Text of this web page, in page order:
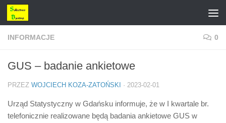
Przejdź do treści
INFORMACJE 0
GUS – badanie ankietowe
PRZEZ WOJCIECH KOZA-ZATOŃSKI · 2023-02-01
Urząd Statystyczny w Gdańsku informuje, że w I kwartale br.
telefonicznie realizowane będą badania ankietowe GUS w